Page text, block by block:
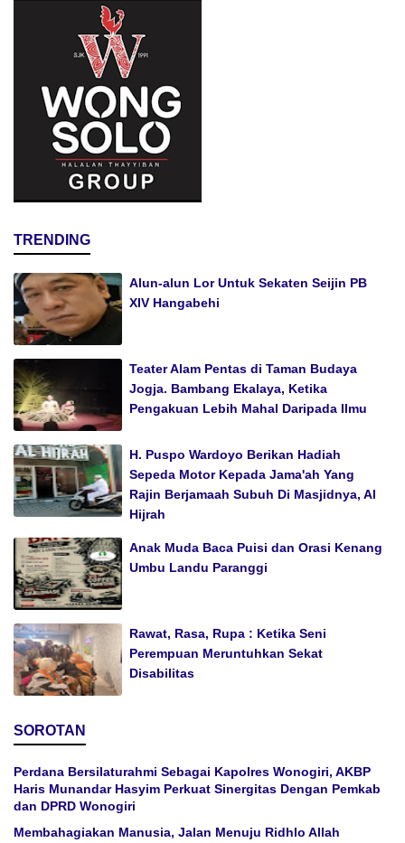
TRENDING
Alun-alun Lor Untuk Sekaten Seijin PB
XIV Hangabehi
Teater Alam Pentas di Taman Budaya
Jogja. Bambang Ekalaya, Ketika
Pengakuan Lebih Mahal Daripada Ilmu
H. Puspo Wardoyo Berikan Hadiah
Sepeda Motor Kepada Jama'ah Yang
Rajin Berjamaah Subuh Di Masjidnya, Al
Hijrah
Anak Muda Baca Puisi dan Orasi Kenang
Umbu Landu Paranggi
Rawat, Rasa, Rupa : Ketika Seni
Perempuan Meruntuhkan Sekat
Disabilitas
SOROTAN
Perdana Bersilaturahmi Sebagai Kapolres Wonogiri, AKBP
Haris Munandar Hasyim Perkuat Sinergitas Dengan Pemkab
dan DPRD Wonogiri
Membahagiakan Manusia, Jalan Menuju Ridhlo Allah